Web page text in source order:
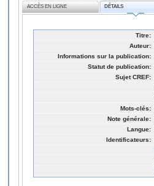
ACCÈS EN LIGNE DÉTAILS
Titre:
Auteur:
Informations sur la publication:
Statut de publication:
Sujet CREF:
Mots-clés:
Note générale:
Langue:
Identificateurs: